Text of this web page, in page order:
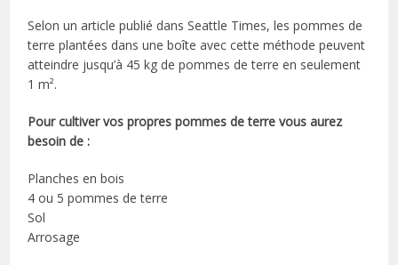
Selon un article publié dans Seattle Times, les pommes de
terre plantées dans une boîte avec cette méthode peuvent
atteindre jusqu’à 45 kg de pommes de terre en seulement
1 m².
Pour cultiver vos propres pommes de terre vous aurez
besoin de :
Planches en bois
4 ou 5 pommes de terre
Sol
Arrosage